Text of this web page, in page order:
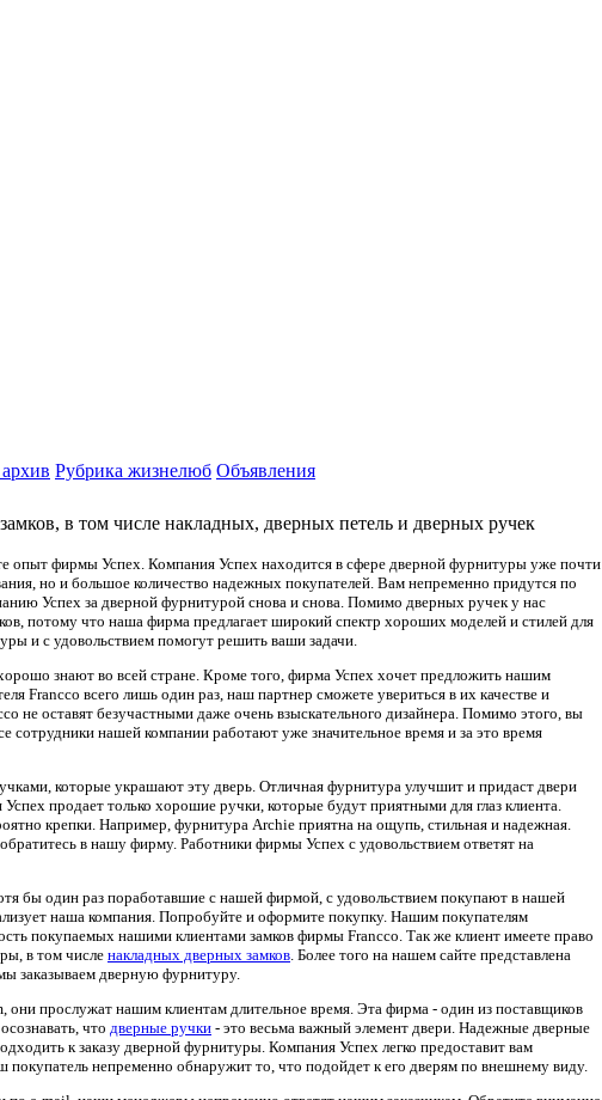
Рубрика жизнелюб Объявления
в том числе накладных, дверных петель и дверных ручек
опыт фирмы Успех. Компания Успех находится в сфере дверной фурнитуры уже почти
но и большое количество надежных покупателей. Вам непременно придутся по
Успех за дверной фурнитурой снова и снова. Помимо дверных ручек у нас
потому что наша фирма предлагает широкий спектр хороших моделей и стилей для
и с удовольствием помогут решить ваши задачи.
знают во всей стране. Кроме того, фирма Успех хочет предложить нашим
Francco всего лишь один раз, наш партнер сможете увериться в их качестве и
не оставят безучастными даже очень взыскательного дизайнера. Помимо этого, вы
нашей компании работают уже значительное время и за это время
которые украшают эту дверь. Отличная фурнитура улучшит и придаст двери
продает только хорошие ручки, которые будут приятными для глаз клиента.
крепки. Например, фурнитура Archie приятна на ощупь, стильная и надежная.
в нашу фирму. Работники фирмы Успех с удовольствием ответят на
бы один раз поработавшие с нашей фирмой, с удовольствием покупают в нашей
наша компания. Попробуйте и оформите покупку. Нашим покупателям
покупаемых нашими клиентами замков фирмы Francco. Так же клиент имеете право
в том числе накладных дверных замков. Более того на нашем сайте представлена
заказываем дверную фурнитуру.
прослужат нашим клиентам длительное время. Эта фирма - один из поставщиков
что дверные ручки - это весьма важный элемент двери. Надежные дверные
к заказу дверной фурнитуры. Компания Успех легко предоставит вам
непременно обнаружит то, что подойдет к его дверям по внешнему виду.